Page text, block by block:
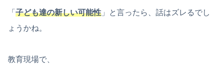
「 子ども達の新しい可能性 」と言ったら、話はズレるでし
ょうかね。
教育現場で、